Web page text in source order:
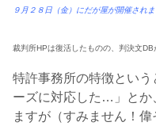
９月２８日（金）にだが屋が開催され
裁判所HPは復活したものの、判決文DB
特許事務所の特徴とい
ーズに対応した…」とか
ますが（すみません！